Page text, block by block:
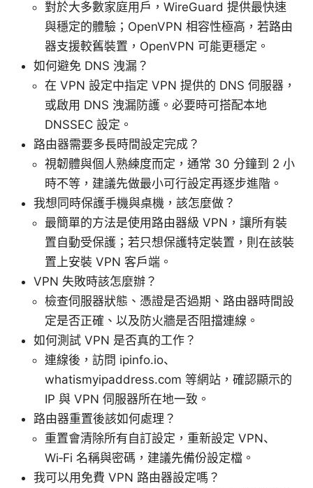
對於大多數家庭用戶，WireGuard 提供最快速
與穩定的體驗；OpenVPN 相容性極高，若路由
器支援較舊裝置，OpenVPN 可能更穩定。
如何避免 DNS 洩漏？
在 VPN 設定中指定 VPN 提供的 DNS 伺服器，
或啟用 DNS 洩漏防護。必要時可搭配本地
DNSSEC 設定。
路由器需要多長時間設定完成？
視韌體與個人熟練度而定，通常 30 分鐘到 2 小
時不等，建議先做最小可行設定再逐步進階。
我想同時保護手機與桌機，該怎麼做？
最簡單的方法是使用路由器級 VPN，讓所有裝
置自動受保護；若只想保護特定裝置，則在該裝
置上安裝 VPN 客戶端。
VPN 失敗時該怎麼辦？
檢查伺服器狀態、憑證是否過期、路由器時間設
定是否正確、以及防火牆是否阻擋連線。
如何測試 VPN 是否真的工作？
連線後，訪問 ipinfo.io、
whatismyipaddress.com 等網站，確認顯示的
IP 與 VPN 伺服器所在地一致。
路由器重置後該如何處理？
重置會清除所有自訂設定，重新設定 VPN、
Wi‑Fi 名稱與密碼，建議先備份設定檔。
我可以用免費 VPN 路由器設定嗎？